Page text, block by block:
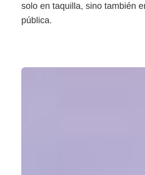
solo en taquilla, sino también
pública.